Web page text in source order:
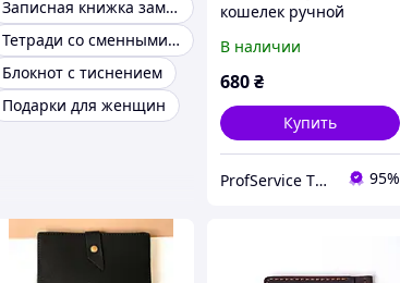
Записная книжка замочке
Тетради со сменными блоками
Блокнот с тиснением
Подарки для женщин
кошелек ручной
монет и карточек
оливковый Gazda
В наличии
680₴
Купить
ProfService ТОВ "Профессиональный сервис" 95%